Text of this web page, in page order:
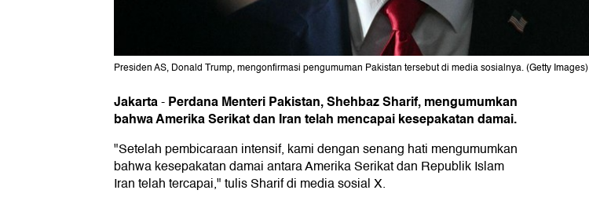
Presiden AS, Donald Trump, mengonfirmasi pengumuman Pakistan tersebut di media sosialnya. (Getty Images)
Jakarta-Perdana Menteri Pakistan, Shehbaz Sharif, mengumumkan
bahwa Amerika Serikat dan Iran telah mencapai kesepakatan damai.
"Setelah pembicaraan intensif, kami dengan senang hati mengumumkan
bahwa kesepakatan damai antara Amerika Serikat dan Republik Islam
Iran telah tercapai," tulis Sharif di media sosial X.